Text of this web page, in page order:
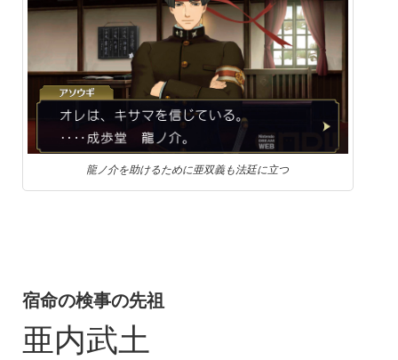
龍ノ介を助けるために亜双義も法廷に立つ
宿命の検事の先祖
亜内武土